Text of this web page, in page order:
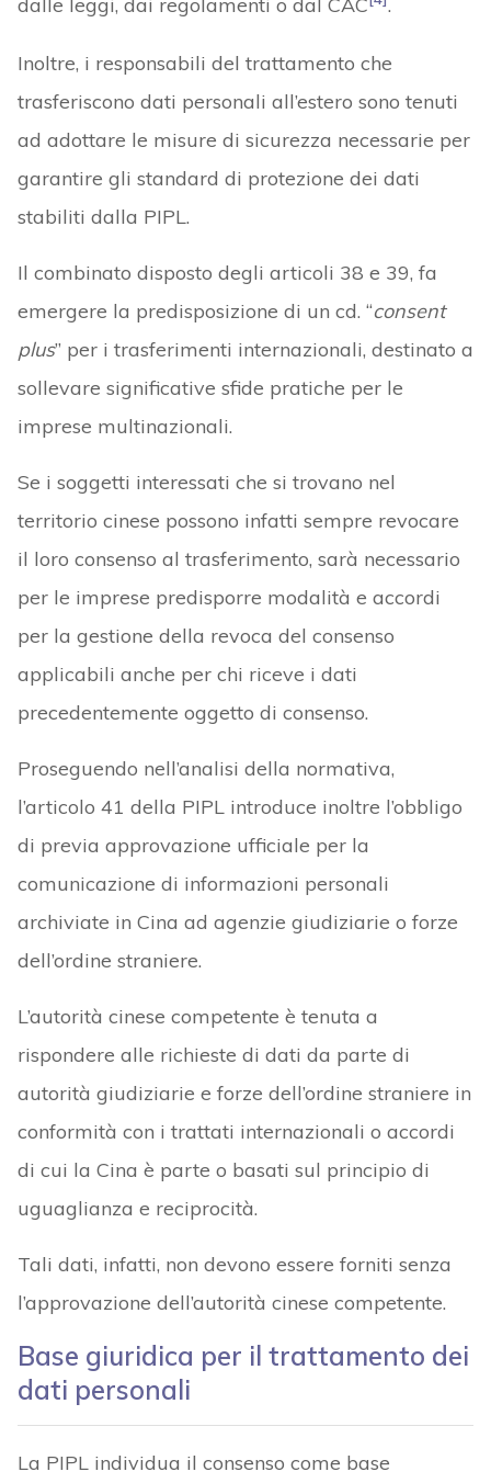
Inoltre, i responsabili del trattamento che
trasferiscono dati personali all’estero sono tenuti
ad adottare le misure di sicurezza necessarie per
garantire gli standard di protezione dei dati
stabiliti dalla PIPL.
Il combinato disposto degli articoli 38 e 39, fa
emergere la predisposizione di un cd. “consent
plus” per i trasferimenti internazionali, destinato a
sollevare significative sfide pratiche per le
imprese multinazionali.
Se i soggetti interessati che si trovano nel
territorio cinese possono infatti sempre revocare
il loro consenso al trasferimento, sarà necessario
per le imprese predisporre modalità e accordi
per la gestione della revoca del consenso
applicabili anche per chi riceve i dati
precedentemente oggetto di consenso.
Proseguendo nell’analisi della normativa,
l’articolo 41 della PIPL introduce inoltre l’obbligo
di previa approvazione ufficiale per la
comunicazione di informazioni personali
archiviate in Cina ad agenzie giudiziarie o forze
dell’ordine straniere.
L’autorità cinese competente è tenuta a
rispondere alle richieste di dati da parte di
autorità giudiziarie e forze dell’ordine straniere in
conformità con i trattati internazionali o accordi
di cui la Cina è parte o basati sul principio di
uguaglianza e reciprocità.
Tali dati, infatti, non devono essere forniti senza
l’approvazione dell’autorità cinese competente.
Base giuridica per il trattamento dei
dati personali
La PIPL individua il consenso come base